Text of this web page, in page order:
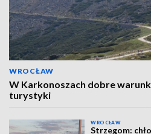
WROCŁAW
W Karkonoszach dobre
turystyki
WROCŁAW
Strzegom: